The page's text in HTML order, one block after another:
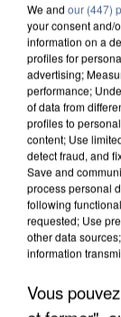
APRÈS
DE FAUNE
We and our (447)
your consent and/
information on a
profiles for
advertising;
performance;
of data from
profiles to
content; Use
detect fraud, and
Save and
process personal
following
requested; Use
other data
information
Vous